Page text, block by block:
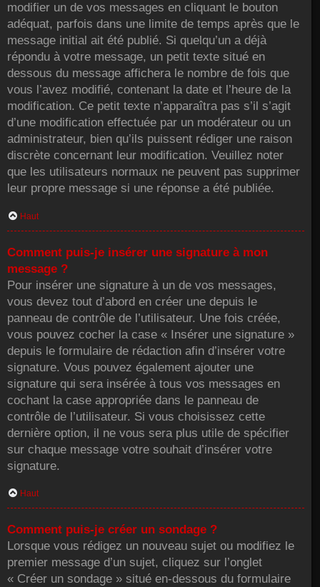
modifier un de vos messages en cliquant le bouton
adéquat, parfois dans une limite de temps après que le
message initial ait été publié. Si quelqu’un a déjà
répondu à votre message, un petit texte situé en
dessous du message affichera le nombre de fois que
vous l’avez modifié, contenant la date et l’heure de la
modification. Ce petit texte n’apparaîtra pas s’il s’agit
d’une modification effectuée par un modérateur ou un
administrateur, bien qu’ils puissent rédiger une raison
discrète concernant leur modification. Veuillez noter
que les utilisateurs normaux ne peuvent pas supprimer
leur propre message si une réponse a été publiée.
Haut
Comment puis-je insérer une signature à mon
message ?
Pour insérer une signature à un de vos messages,
vous devez tout d’abord en créer une depuis le
panneau de contrôle de l’utilisateur. Une fois créée,
vous pouvez cocher la case « Insérer une signature »
depuis le formulaire de rédaction afin d’insérer votre
signature. Vous pouvez également ajouter une
signature qui sera insérée à tous vos messages en
cochant la case appropriée dans le panneau de
contrôle de l’utilisateur. Si vous choisissez cette
dernière option, il ne vous sera plus utile de spécifier
sur chaque message votre souhait d’insérer votre
signature.
Haut
Comment puis-je créer un sondage ?
Lorsque vous rédigez un nouveau sujet ou modifiez le
premier message d’un sujet, cliquez sur l’onglet
« Créer un sondage » situé en-dessous du formulaire